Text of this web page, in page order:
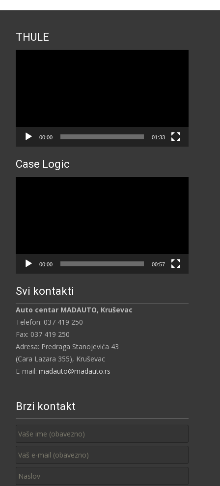
THULE
00:00 01:33
Case Logic
00:00 00:57
Svi kontakti
Auto centar MADAUTO, Kruševac
Telefon: 037 419 250
Fax: 037 419 250
Adresa: Predraga Stanojevića 43
(Cara Lazara 355), Kruševac
E-mail: madauto@madauto.rs
Brzi kontakt